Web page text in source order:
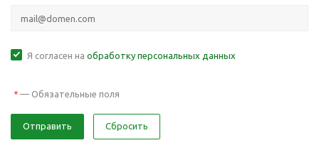
Я согласен на обработку персональных данных
* — Обязательные поля
Отправить Сбросить